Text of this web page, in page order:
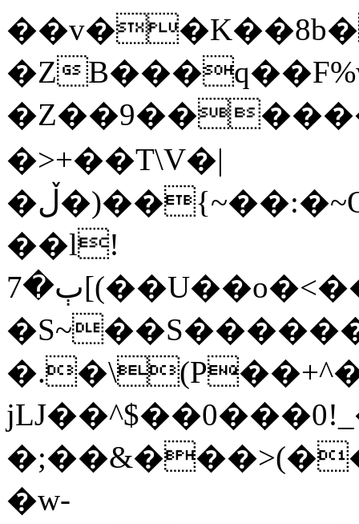
�Z
�>+��T\V�|
�ڵ�)��{~��:�~Q�o��F�t��!�(l�
��l!
ٻ�7[(��U��o�<����F���*ϟ���IΆiLH������?
�w-